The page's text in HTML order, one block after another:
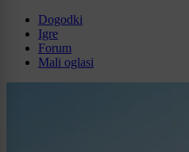
Dogodki
Igre
Forum
Mali oglasi